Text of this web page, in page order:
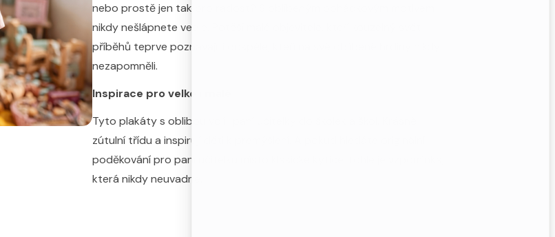
nebo prostě jen tak pro radost? S oblíbeným pohádkovým motivem
nikdy nešlápnete vedle. Potěší malé objevitele, kteří kouzelný svět
příběhů teprve poznávají, i dospělé, kteří na své oblíbené hrdiny nikdy
nezapomněli.
Inspirace pro velké i malé
Tyto plakáty s oblibou volí i paní učitelky do školek a škol. Krásně
zútulní třídu a inspirují děti k přemýšlení. A pokud hledáte originální
poděkování pro paní učitelku místo klasické kytice, tohle je vzpomínka,
která nikdy neuvadne.